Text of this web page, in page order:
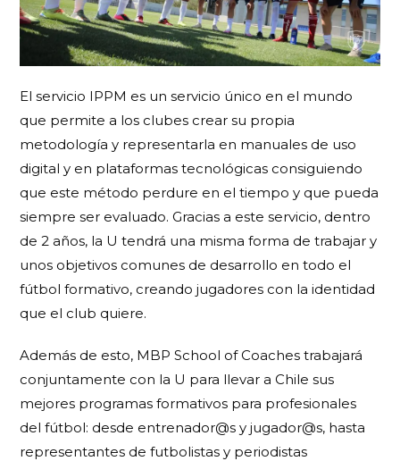
El servicio IPPM es un servicio único en el mundo
que permite a los clubes crear su propia
metodología y representarla en manuales de uso
digital y en plataformas tecnológicas consiguiendo
que este método perdure en el tiempo y que pueda
siempre ser evaluado. Gracias a este servicio, dentro
de 2 años, la U tendrá una misma forma de trabajar y
unos objetivos comunes de desarrollo en todo el
fútbol formativo, creando jugadores con la identidad
que el club quiere.
Además de esto, MBP School of Coaches trabajará
conjuntamente con la U para llevar a Chile sus
mejores programas formativos para profesionales
del fútbol: desde entrenador@s y jugador@s, hasta
representantes de futbolistas y periodistas